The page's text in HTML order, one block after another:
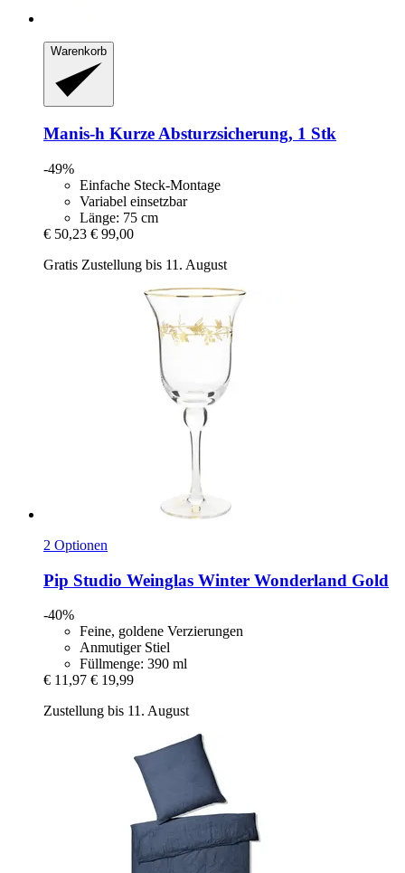
Warenkorb
Manis-h Kurze Absturzsicherung, 1 Stk
-49%
Einfache Steck-Montage
Variabel einsetzbar
Länge: 75 cm
€ 50,23 € 99,00
Gratis Zustellung bis 11. August
2 Optionen
Pip Studio Weinglas Winter Wonderland Gold
-40%
Feine, goldene Verzierungen
Anmutiger Stiel
Füllmenge: 390 ml
€ 11,97 € 19,99
Zustellung bis 11. August